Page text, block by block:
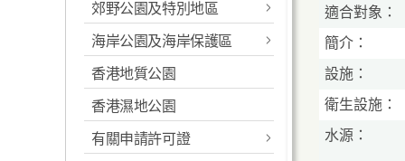
郊野公園及特別地區
最新消息
香港便覽
工作範圍
規則及相關法例
海岸公園及海岸保護區
最新消息
概述
指定的海岸公園及海岸保
香港地質公園
香港濕地公園
有關申請許可證
適合對象：
簡介：
設施：
衛生設施：
水源：